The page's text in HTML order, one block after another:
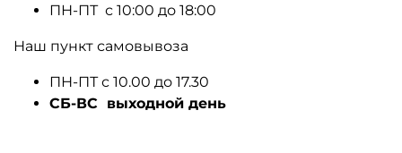
ПН-ПТ с 10:00 до 18:00
Наш пункт самовывоза
ПН-ПТ с 10.00 до 17.30
СБ-ВС выходной день